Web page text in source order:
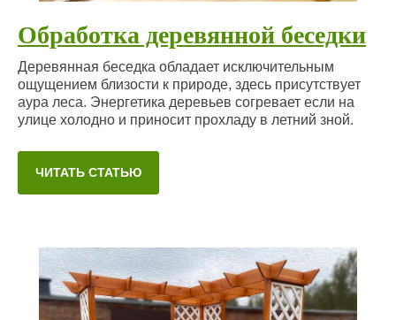
Обработка деревянной беседки
Деревянная беседка обладает исключительным
ощущением близости к природе, здесь присутствует
аура леса. Энергетика деревьев согревает если на
улице холодно и приносит прохладу в летний зной.
ЧИТАТЬ СТАТЬЮ